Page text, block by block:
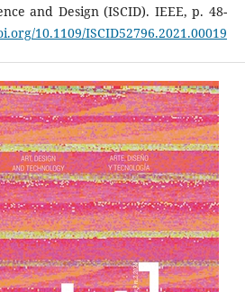
and Design (ISCID). IEEE, p. 48-
10.1109/ISCID52796.2021.00019